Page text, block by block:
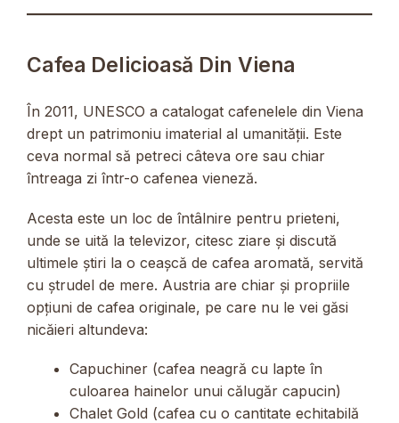
Cafea Delicioasă Din Viena
În 2011, UNESCO a catalogat cafenelele din Viena
drept un patrimoniu imaterial al umanității. Este
ceva normal să petreci câteva ore sau chiar
întreaga zi într-o cafenea vieneză.
Acesta este un loc de întâlnire pentru prieteni,
unde se uită la televizor, citesc ziare și discută
ultimele știri la o ceașcă de cafea aromată, servită
cu ștrudel de mere. Austria are chiar și propriile
opțiuni de cafea originale, pe care nu le vei găsi
nicăieri altundeva:
Capuchiner (cafea neagră cu lapte în
culoarea hainelor unui călugăr capucin)
Chalet Gold (cafea cu o cantitate echitabilă